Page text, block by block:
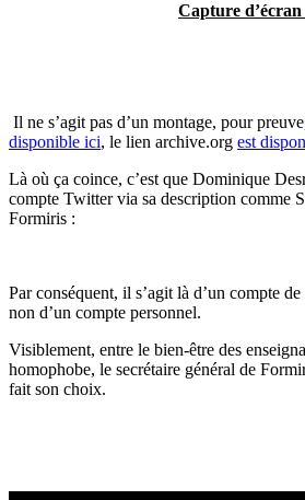
Capture d’écran
Il ne s’agit pas d’un montage, pour
disponible ici, le lien archive.org est
Là où ça coince, c’est que Dominique
compte Twitter via sa description comme
Formiris :
Par conséquent, il s’agit là d’un compte
non d’un compte personnel.
Visiblement, entre le bien-être des
homophobe, le secrétaire général de
fait son choix.